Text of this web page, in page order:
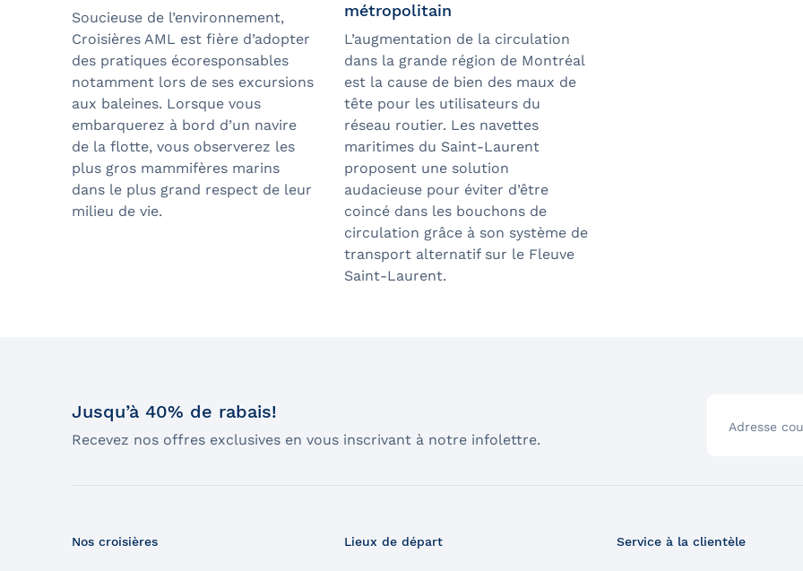
Soucieuse de l’environnement,
Croisières AML est fière d’adopter
des pratiques écoresponsables
notamment lors de ses excursions
aux baleines. Lorsque vous
embarquerez à bord d’un navire
de la flotte, vous observerez les
plus gros mammifères marins
dans le plus grand respect de leur
milieu de vie.
métropolitain
L’augmentation de la circulation
dans la grande région de Montréal
est la cause de bien des maux de
tête pour les utilisateurs du
réseau routier. Les navettes
maritimes du Saint-Laurent
proposent une solution
audacieuse pour éviter d’être
coincé dans les bouchons de
circulation grâce à son système de
transport alternatif sur le Fleuve
Saint-Laurent.
Jusqu’à 40% de rabais!
Recevez nos offres exclusives en vous inscrivant à notre infolettre.
Adresse
Nos croisières Lieux de départ Service à la clientèle